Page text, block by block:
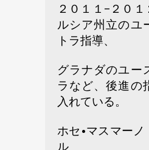
２０１１−２０
ルシア州立のユ
トラ指導、
グラナダのユー
ラなど、後進の
入れている。
ホセ•マスマー
ル